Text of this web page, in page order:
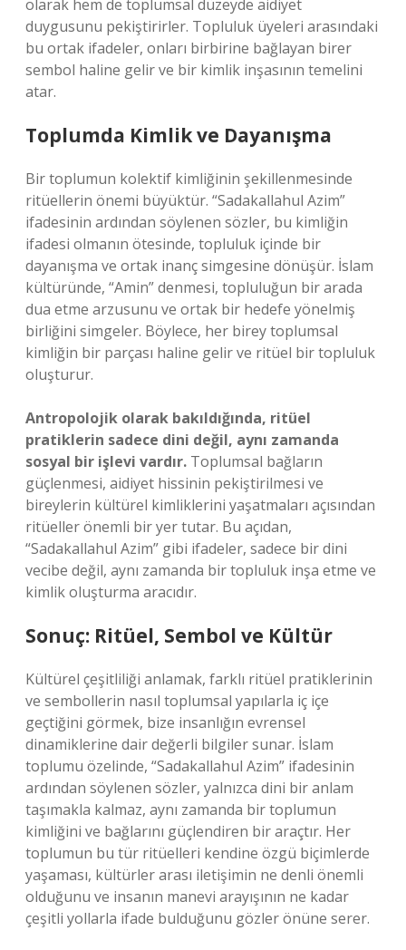
olarak hem de toplumsal düzeyde aidiyet
duygusunu pekiştirirler. Topluluk üyeleri arasındaki
bu ortak ifadeler, onları birbirine bağlayan birer
sembol haline gelir ve bir kimlik inşasının temelini
atar.
Toplumda Kimlik ve Dayanışma
Bir toplumun kolektif kimliğinin şekillenmesinde
ritüellerin önemi büyüktür. “Sadakallahul Azim”
ifadesinin ardından söylenen sözler, bu kimliğin
ifadesi olmanın ötesinde, topluluk içinde bir
dayanışma ve ortak inanç simgesine dönüşür. İslam
kültüründe, “Amin” denmesi, topluluğun bir arada
dua etme arzusunu ve ortak bir hedefe yönelmiş
birliğini simgeler. Böylece, her birey toplumsal
kimliğin bir parçası haline gelir ve ritüel bir topluluk
oluşturur.
Antropolojik olarak bakıldığında, ritüel
pratiklerin sadece dini değil, aynı zamanda
sosyal bir işlevi vardır. Toplumsal bağların
güçlenmesi, aidiyet hissinin pekiştirilmesi ve
bireylerin kültürel kimliklerini yaşatmaları açısından
ritüeller önemli bir yer tutar. Bu açıdan,
“Sadakallahul Azim” gibi ifadeler, sadece bir dini
vecibe değil, aynı zamanda bir topluluk inşa etme ve
kimlik oluşturma aracıdır.
Sonuç: Ritüel, Sembol ve Kültür
Kültürel çeşitliliği anlamak, farklı ritüel pratiklerinin
ve sembollerin nasıl toplumsal yapılarla iç içe
geçtiğini görmek, bize insanlığın evrensel
dinamiklerine dair değerli bilgiler sunar. İslam
toplumu özelinde, “Sadakallahul Azim” ifadesinin
ardından söylenen sözler, yalnızca dini bir anlam
taşımakla kalmaz, aynı zamanda bir toplumun
kimliğini ve bağlarını güçlendiren bir araçtır. Her
toplumun bu tür ritüelleri kendine özgü biçimlerde
yaşaması, kültürler arası iletişimin ne denli önemli
olduğunu ve insanın manevi arayışının ne kadar
çeşitli yollarla ifade bulduğunu gözler önüne serer.